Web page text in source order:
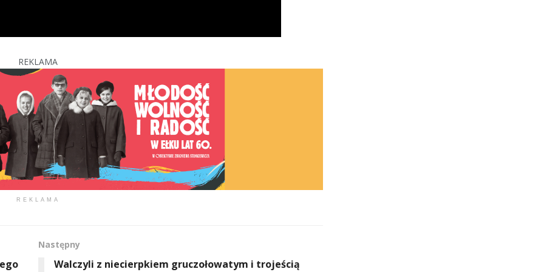
REKLAMA
REKLAMA
Następny
Walczyli z niecierpkiem gruczołowatym i trojeścią